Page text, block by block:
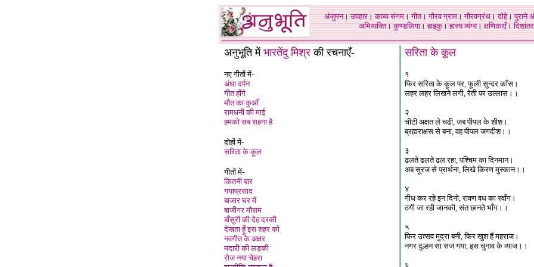
अंजुमन।उपहार।काव्य संगम।गीत।गौरव ग्राम।गौरवग्रंथ।दोहे।पुराने
अभिव्यक्ति।कुण्डलिया।हाइकु।हास्य व्यंग्य।क्षणिकाएँ।दिशांतर
अनुभूति में भारतेंदु मिश्र की रचनाएँ-
नए गीतों में-
अंधा दर्पन
गीत होंगे
मौत का कुआँ
रामधनी की माई
हमको सब सहना है
दोहों में-
सरिता के कूल
गीतों में-
कितनी बार
गयाप्रसाद
बाजार घर में
बाजीगर मौसम
बाँसुरी की देह दरकी
देखता हूँ इस शहर को
नवगीत के अक्षर
मदारी की लड़की
रोज नया चेहरा
सरिता के कूल
१
फिर सरिता के कूल पर, फूली सुन्दर काँस।
लहर लहर लिखने लगी, रेती पर उल्लास।।
२
चीटी अक्षत ले चढी, जब पीपल के शीश।
ब्रह्मराक्षस से बना, वह पीपल जगदीश।।
३
ढलते ढलते ढल रहा, पश्चिम का दिनमान।
अब सूरज से प्रार्थना, लिखे किरण मुस्कान।।
४
गीध कर रहे इन दिनो, रावण वध का स्वाँग।
ठगी जा रही जानकी, संत छानते भाँग।।
५
फिर उत्सव मुद्रा बनी, फिर खुश हैं महराज।
नगर दुल्हन सा सज गया, इस चुनाव के व्याज।।
६